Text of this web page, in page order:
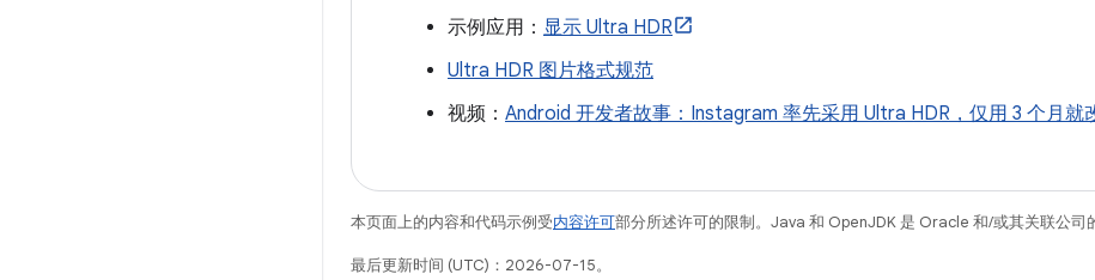
示例应用： 显示 Ultra HDR
Ultra HDR 图片格式规范
视频： Android 开发者故事：Instagram 率先采用 Ultra HDR，仅用 3 个月就
本页面上的内容和代码示例受内容许可部分所述许可的限制。Java 和 OpenJDK 是 Oracle 和/或其关联公司
最后更新时间 (UTC)：2026-07-15。